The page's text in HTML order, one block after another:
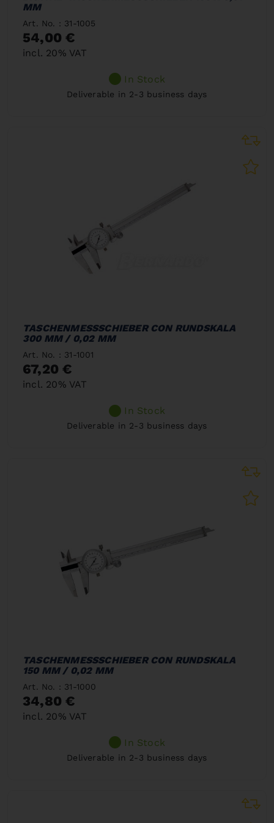
MM
Art. No. : 31-1005
54,00 €
incl. 20% VAT
In Stock
Deliverable in 2-3 business days
TASCHENMESSSCHIEBER CON RUNDSKALA
300 MM / 0,02 MM
Art. No. : 31-1001
67,20 €
incl. 20% VAT
In Stock
Deliverable in 2-3 business days
TASCHENMESSSCHIEBER CON RUNDSKALA
150 MM / 0,02 MM
Art. No. : 31-1000
34,80 €
incl. 20% VAT
In Stock
Deliverable in 2-3 business days